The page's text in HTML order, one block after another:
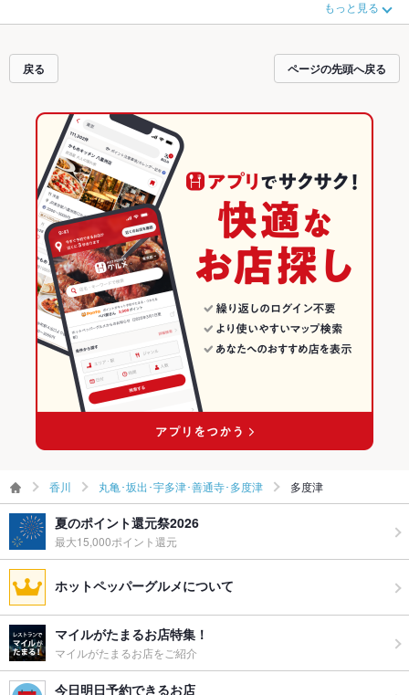
い。ホットペッパーグルメなら、お得なクーポンはもちろん、こだわりメニュ
ーうどん、魚料理、パスタや季節のおすすめ料理など、お店の最新情報をご紹
中です。友達どうしの飲み会にも、会社の宴会にも、デートやパーティーにも
お得に便利にホットペッパーグルメをご利用ください。
もっと見る
戻る ページの先頭へ戻る
香川 丸亀･坂出･宇多津･善通寺･多度津 多度津
夏のポイント還元祭2026
最大15,000ポイント還元
ホットペッパーグルメについて
マイルがたまるお店特集！
マイルがたまるお店をご紹介
今日明日予約できるお店